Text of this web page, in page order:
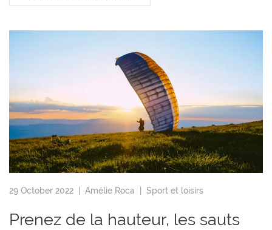
29 October 2022 | Amélie Roca Sport et loisirs
Prenez de la hauteur, les sauts